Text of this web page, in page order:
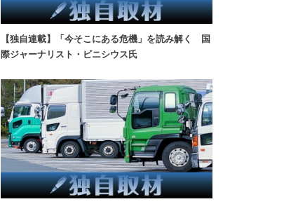
【独自連載】「今そこにある危機」を読み解く 国
際ジャーナリスト・ビニシウス氏